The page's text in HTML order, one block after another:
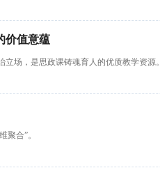
价值意蕴
场，是思政课铸魂育人的优质教学资源。
聚合”。